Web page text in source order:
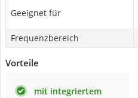
Geeignet für
Frequenzbereich
Vorteile
mit integriertem